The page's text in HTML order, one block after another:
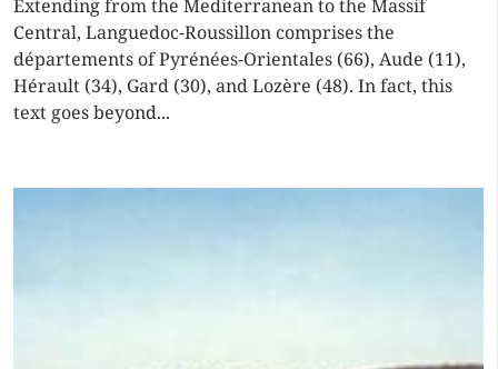
Extending from the Mediterranean to the Massif
Central, Languedoc-Roussillon comprises the
départements of Pyrénées-Orientales (66), Aude (11),
Hérault (34), Gard (30), and Lozère (48). In fact, this
text goes beyond...